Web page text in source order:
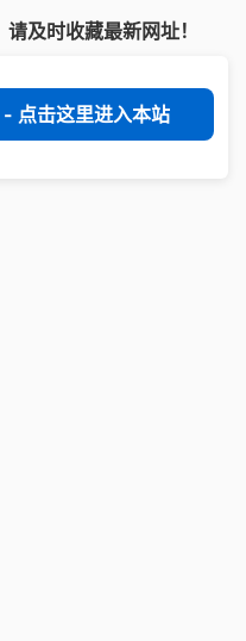
及时收藏最新网址！
点击这里进入本站